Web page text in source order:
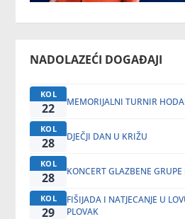
NADOLAZEĆI DOGAĐAJI
KOL
22 MEMORIJALNI TURNIR
KOL
28 DJEČJI DAN U KRIŽU
KOL
28 KONCERT GLAZBENE
KOL
29
FIŠIJADA I NATJECANJE U
PLOVAK